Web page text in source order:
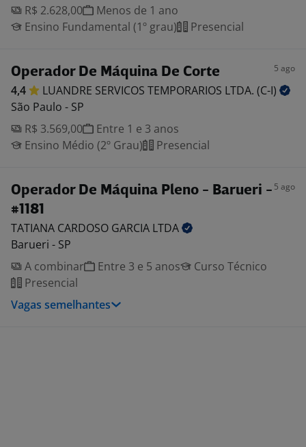
R$ 2.628,00
Menos de 1 ano
Ensino Fundamental (1º grau)
Presencial
Operador De Máquina De Corte 5 ago
4,4 LUANDRE SERVICOS TEMPORARIOS LTDA. (C-I)
São Paulo - SP
R$ 3.569,00
Entre 1 e 3 anos
Ensino Médio (2º Grau)
Presencial
Operador De Máquina Pleno - Barueri -
#1181
5 ago
TATIANA CARDOSO GARCIA LTDA
Barueri - SP
A combinar
Entre 3 e 5 anos
Curso Técnico
Presencial
Vagas semelhantes